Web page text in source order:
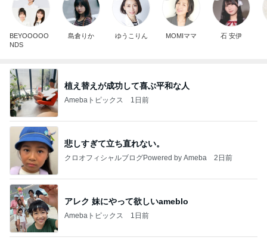
BEYOOOOO
NDS
島倉りか ゆうこりん MOMIママ 石 安伊
植え替えが成功して喜ぶ平和な人
Amebaトピックス 1日前
悲しすぎて立ち直れない。
クロオフィシャルブログPowered by Ameba 2日前
アレク 妹にやって欲しいameblo
Amebaトピックス 1日前